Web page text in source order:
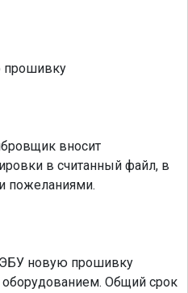
прошивку
вносит
в считанный файл, в
пожеланиями.
новую прошивку
Общий срок